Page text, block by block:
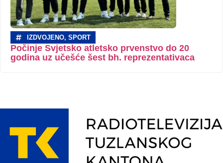
IZDVOJENO, SPORT
Počinje Svjetsko atletsko prvenstvo do 20
godina uz učešće šest bh. reprezentativaca